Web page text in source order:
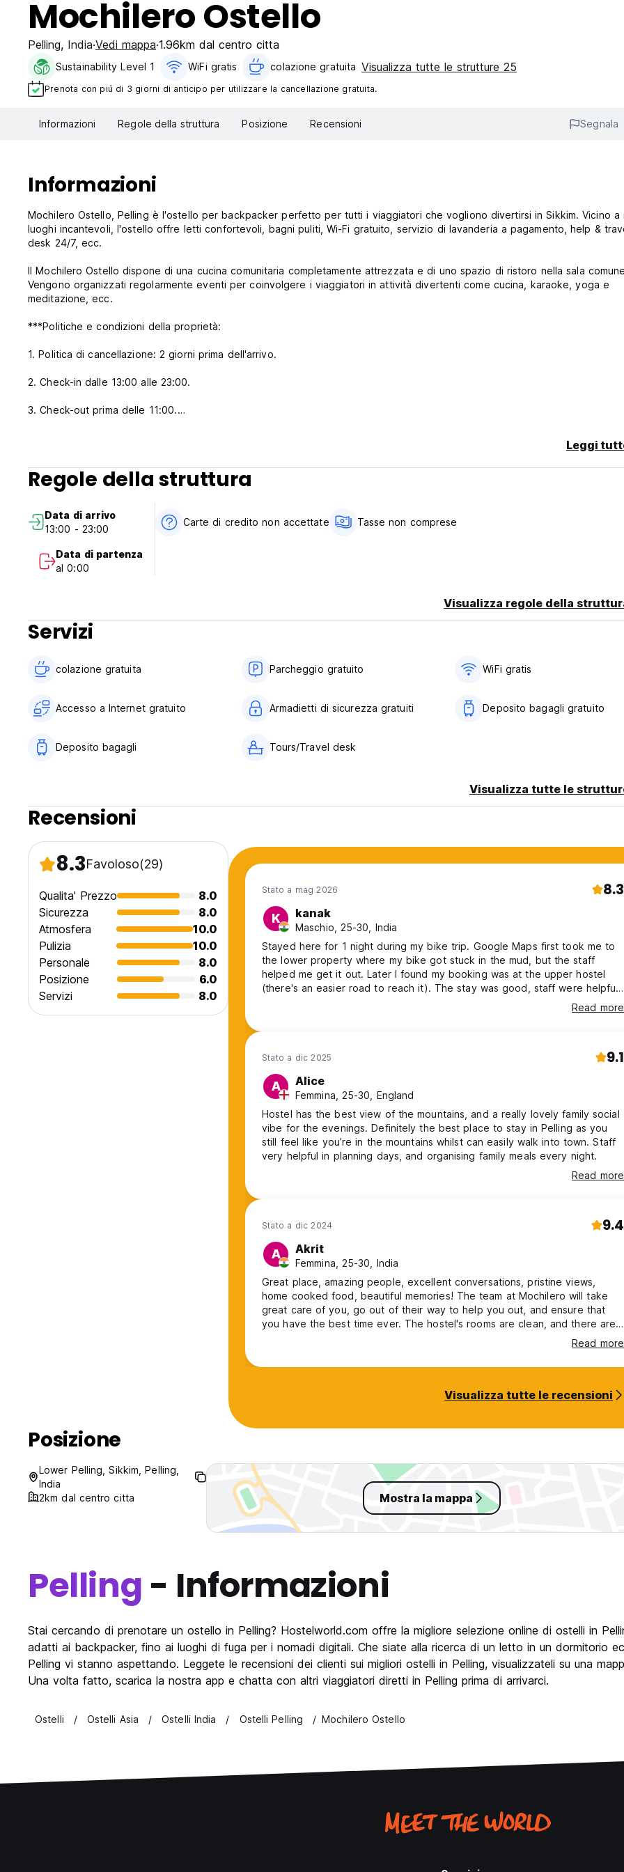
Mochilero Ostello
Pelling, India Vedi mappa 1.96km dal centro citta
Sustainability Level 1 WiFi gratis colazione gratuita‎ Visualizza tutte le strutture 25
Prenota con piú di 3 giorni di anticipo per utilizzare la cancellazione gratuita.
Informazioni Regole della struttura Posizione Recensioni Segnala
Informazioni
Mochilero Ostello, Pelling è l'ostello per backpacker perfetto per tutti i viaggiatori che vogliono divertirsi in Sikkim. Vicino a
luoghi incantevoli, l'ostello offre letti confortevoli, bagni puliti, Wi-Fi gratuito, servizio di lavanderia a pagamento, help &
desk 24/7, ecc.
Il Mochilero Ostello dispone di una cucina comunitaria completamente attrezzata e di uno spazio di ristoro nella sala
Vengono organizzati regolarmente eventi per coinvolgere i viaggiatori in attività divertenti come cucina, karaoke, yoga e
meditazione, ecc.
***Politiche e condizioni della proprietà:
1. Politica di cancellazione: 2 giorni prima dell'arrivo.
2. Check-in dalle 13:00 alle 23:00.
3. Check-out prima delle 11:00.
5. Orario di lavoro della reception 08:00-23:00.
6. Limiti di età: 18+.
7. Tasse non incluse.
12% per le camere con tariffa pari o superiore a 1.000 rupie ma inferiore a 2.500 rupie al giorno per camera;
18% per le camere con tariffa pari o superiore a 2.500 rupie ma inferiore a 7.500 rupie al giorno per camera.
Nota: nel dormitorio femminile a 3 letti c'è 1 letto matrimoniale+2 letti singoli. Gli ospiti devono pagare un extra se vogliono
original language)
Leggi
Regole della struttura
Data di arrivo
13:00 - 23:00
Data di partenza
al 0:00
Carte di credito non accettate Tasse non comprese
Visualizza regole della
Servizi
colazione gratuita‎ Parcheggio gratuito WiFi gratis
Accesso a Internet gratuito Armadietti di sicurezza gratuiti Deposito bagagli gratuito
Deposito bagagli Tours/Travel desk
Visualizza tutte le
Recensioni
8.3Favoloso(29)
Qualita' Prezzo
8.0
Sicurezza
8.0
Atmosfera
10.0
Pulizia
10.0
Personale
8.0
Posizione
6.0
Servizi
8.0
Stato a mag 2026 8.3
K kanak
Maschio, 25-30, India
Stayed here for 1 night during my bike trip. Google Maps first took me to
the lower property where my bike got stuck in the mud, but the staff
helped me get it out. Later I found my booking was at the upper hostel
(there's an easier road to reach it). The stay was good, staff were helpful,
dinner was tasty, and breakfast was complimentary. Met some great
travelers. Only downside was that towels were chargeable. Overall, a
Read more
Stato a dic 2025 9.1
A Alice
Femmina, 25-30, England
Hostel has the best view of the mountains, and a really lovely family social
vibe for the evenings. Definitely the best place to stay in Pelling as you
still feel like you’re in the mountains whilst can easily walk into town. Staff
very helpful in planning days, and organising family meals every night.
Read more
Stato a dic 2024 9.4
A Akrit
Femmina, 25-30, India
Great place, amazing people, excellent conversations, pristine views,
home cooked food, beautiful memories! The team at Mochilero will take
great care of you, go out of their way to help you out, and ensure that
you have the best time ever. The hostel's rooms are clean, and there are
lots of places to hangout and vibe with other travelers over food, drinks,
whenever in West Sikkim and I can't wait to visit again soon!
Read more
Visualizza tutte le recensioni
Posizione
Lower Pelling, Sikkim, Pelling,
India
2km dal centro citta
Mostra la mappa
Pelling - Informazioni
Stai cercando di prenotare un ostello in Pelling? Hostelworld.com offre la migliore selezione online di ostelli in
adatti ai backpacker, fino ai luoghi di fuga per i nomadi digitali. Che siate alla ricerca di un letto in un dormitorio
Pelling vi stanno aspettando. Leggete le recensioni dei clienti sui migliori ostelli in Pelling, visualizzateli su una
Una volta fatto, scarica la nostra app e chatta con altri viaggiatori diretti in Pelling prima di arrivarci.
Ostelli Ostelli Asia Ostelli India Ostelli Pelling Mochilero Ostello